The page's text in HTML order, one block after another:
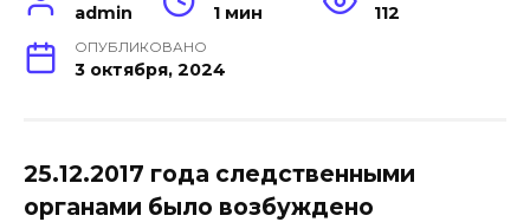
admin 1 мин 112
ОПУБЛИКОВАНО
3 октября, 2024
25.12.2017 года следственными
органами было возбуждено